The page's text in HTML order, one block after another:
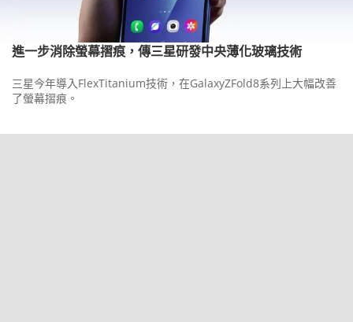
進一步消除螢幕摺痕，傳三星研發中央薄化玻璃技術
三星今年導入FlexTitanium技術，在GalaxyZFold8系列上大幅改善
了螢幕摺痕。